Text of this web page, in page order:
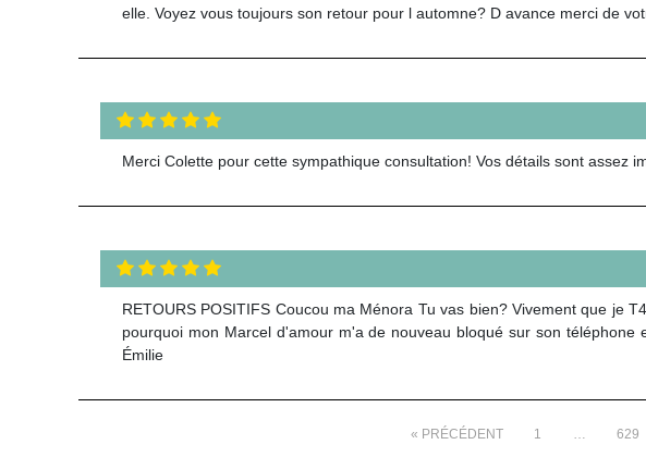
elle. Voyez vous toujours son retour pour l automne? D avance merci de
Merci Colette pour cette sympathique consultation! Vos détails sont assez
RETOURS POSITIFS Coucou ma Ménora Tu vas bien? Vivement que je
pourquoi mon Marcel d'amour m'a de nouveau bloqué sur son
Émilie
« PRÉCÉDENT 1 629